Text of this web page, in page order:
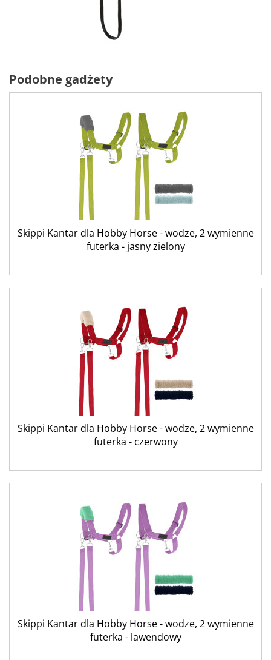
Podobne gadżety
Skippi Kantar dla Hobby Horse - wodze, 2 wymienne
futerka - jasny zielony
Skippi Kantar dla Hobby Horse - wodze, 2 wymienne
futerka - czerwony
Skippi Kantar dla Hobby Horse - wodze, 2 wymienne
futerka - lawendowy